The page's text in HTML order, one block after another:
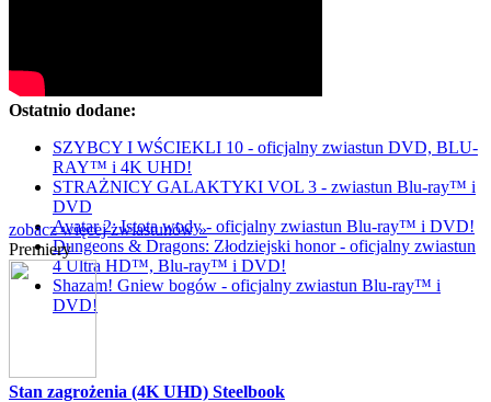
Ostatnio dodane:
SZYBCY I WŚCIEKLI 10 - oficjalny zwiastun DVD, BLU-
RAY™ i 4K UHD!
STRAŻNICY GALAKTYKI VOL 3 - zwiastun Blu-ray™ i
DVD
Avatar 2: Istota wody - oficjalny zwiastun Blu-ray™ i DVD!
Dungeons & Dragons: Złodziejski honor - oficjalny zwiastun
4 Ultra HD™, Blu-ray™ i DVD!
Shazam! Gniew bogów - oficjalny zwiastun Blu-ray™ i
DVD!
zobacz więcej zwiastunów »
Premiery
Stan zagrożenia (4K UHD) Steelbook